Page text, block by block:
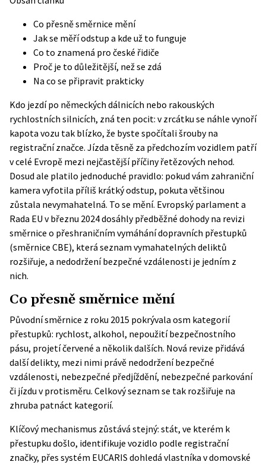
Co přesně směrnice mění
Jak se měří odstup a kde už to funguje
Co to znamená pro české řidiče
Proč je to důležitější, než se zdá
Na co se připravit prakticky
Kdo jezdí po německých dálnicích nebo rakouských
rychlostních silnicích, zná ten pocit: v zrcátku se náhle vynoří
kapota vozu tak blízko, že byste spočítali šrouby na
registrační značce. Jízda těsně za předchozím vozidlem patří
v celé Evropě mezi nejčastější příčiny řetězových nehod.
Dosud ale platilo jednoduché pravidlo: pokud vám zahraniční
kamera vyfotila příliš krátký odstup, pokuta většinou
zůstala nevymahatelná. To se mění. Evropský parlament a
Rada EU v březnu 2024 dosáhly předběžné dohody na revizi
směrnice o přeshraničním vymáhání dopravních přestupků
(směrnice CBE), která seznam vymahatelných deliktů
rozšiřuje, a nedodržení bezpečné vzdálenosti je jedním z
nich.
Co přesně směrnice mění
Původní směrnice z roku 2015 pokrývala osm kategorií
přestupků: rychlost, alkohol, nepoužití bezpečnostního
pásu, projetí červené a několik dalších. Nová revize přidává
další delikty, mezi nimi právě nedodržení bezpečné
vzdálenosti, nebezpečné předjíždění, nebezpečné parkování
či jízdu v protisměru. Celkový seznam se tak rozšiřuje na
zhruba patnáct kategorií.
Klíčový mechanismus zůstává stejný: stát, ve kterém k
přestupku došlo, identifikuje vozidlo podle registrační
značky, přes systém EUCARIS dohledá vlastníka v domovské